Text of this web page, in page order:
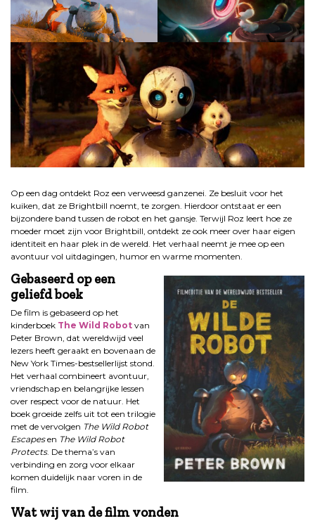
Op een dag ontdekt Roz een verweesd ganzenei. Ze besluit voor het
kuiken, dat ze Brightbill noemt, te zorgen. Hierdoor ontstaat er een
bijzondere band tussen de robot en het gansje. Terwijl Roz leert hoe ze
moeder moet zijn voor Brightbill, ontdekt ze ook meer over haar eigen
identiteit en haar plek in de wereld. Het verhaal neemt je mee op een
avontuur vol uitdagingen, humor en warme momenten.
Gebaseerd op een
geliefd boek
De film is gebaseerd op het
kinderboek The Wild Robot van
Peter Brown, dat wereldwijd veel
lezers heeft geraakt en bovenaan de
New York Times-bestsellerlijst stond.
Het verhaal combineert avontuur,
vriendschap en belangrijke lessen
over respect voor de natuur. Het
boek groeide zelfs uit tot een trilogie
met de vervolgen The Wild Robot
Escapesen The Wild Robot
Protects. De thema’s van
verbinding en zorg voor elkaar
komen duidelijk naar voren in de
film.
Wat wij van de film vonden